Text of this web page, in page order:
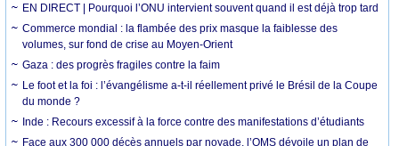
EN DIRECT | Pourquoi l’ONU intervient souvent quand il est déjà trop tard
Commerce mondial : la flambée des prix masque la faiblesse des
volumes, sur fond de crise au Moyen-Orient
Gaza : des progrès fragiles contre la faim
Le foot et la foi : l’évangélisme a-t-il réellement privé le Brésil de la Coupe
du monde ?
Inde : Recours excessif à la force contre des manifestations d’étudiants
Face aux 300 000 décès annuels par noyade, l’OMS dévoile un plan de